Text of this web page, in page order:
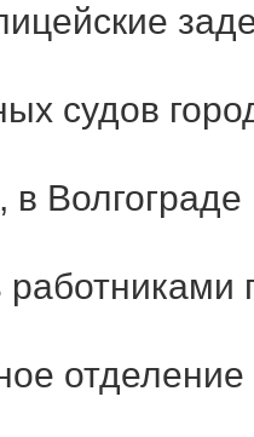
судов
в